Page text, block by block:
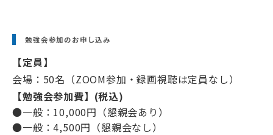
勉強会参加のお申し込み
【定員】
会場：50名（ZOOM参加・録画視聴は定員なし）
【勉強会参加費】(税込)
●一般：10,000円（懇親会あり）
●一般：4,500円（懇親会なし）